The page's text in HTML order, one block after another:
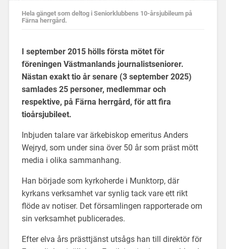
Hela gänget som deltog i Seniorklubbens 10-årsjubileum på
Färna herrgård.
I september 2015 hölls första mötet för
föreningen Västmanlands journalistseniorer.
Nästan exakt tio år senare (3 september 2025)
samlades 25 personer, medlemmar och
respektive, på Färna herrgård, för att fira
tioårsjubileet.
Inbjuden talare var ärkebiskop emeritus Anders
Wejryd, som under sina över 50 år som präst mött
media i olika sammanhang.
Han började som kyrkoherde i Munktorp, där
kyrkans verksamhet var synlig tack vare ett rikt
flöde av notiser. Det församlingen rapporterade om
sin verksamhet publicerades.
Efter elva års prästtjänst utsågs han till direktör för